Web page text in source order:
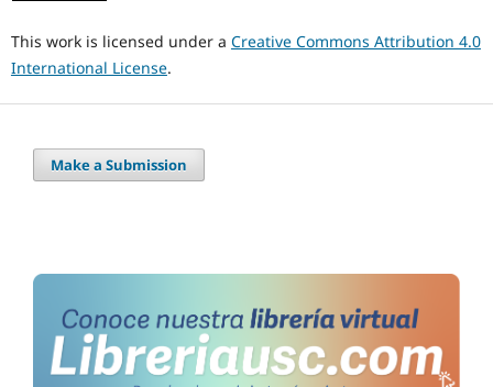
This work is licensed under a Creative Commons Attribution 4.0
International License.
Make a Submission